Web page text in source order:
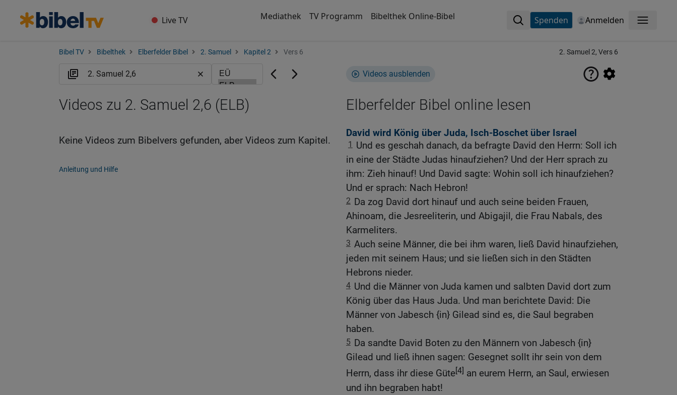
Live TV Mediathek TV Programm Bibelthek Online-Bibel Spenden Anmelden Menü
Bibel TV Bibelthek Elberfelder Bibel 2. Samuel Kapitel 2 Vers 6 2. Samuel 2, Vers 6
Videos ausblenden
Elberfelder Bibel online lesen
David wird König über Juda, Isch-Boschet über Israel
1
Und es geschah danach, da befragte David den Herrn: Soll ich
in eine der Städte Judas hinaufziehen? Und der Herr sprach zu
ihm: Zieh hinauf! Und David sagte: Wohin soll ich hinaufziehen?
Und er sprach: Nach Hebron!
2 Da zog David dort hinauf und auch seine beiden Frauen,
Ahinoam, die Jesreeliterin, und Abigajil, die Frau Nabals, des
Karmeliters.
3 Auch seine Männer, die bei ihm waren, ließ David hinaufziehen,
jeden mit seinem Haus; und sie ließen sich in den Städten
Hebrons nieder.
4 Und die Männer von Juda kamen und salbten David dort zum
König über das Haus Juda. Und man berichtete David: Die
Männer von Jabesch {in} Gilead sind es, die Saul begraben
haben.
5 Da sandte David Boten zu den Männern von Jabesch {in}
Gilead und ließ ihnen sagen: Gesegnet sollt ihr sein von dem
Herrn, dass ihr diese Güte[4] an eurem Herrn, an Saul, erwiesen
und ihn begraben habt!
Videos zu 2. Samuel 2,6 (ELB)
Keine Videos zum Bibelvers gefunden, aber Videos zum Kapitel.
Anleitung und Hilfe